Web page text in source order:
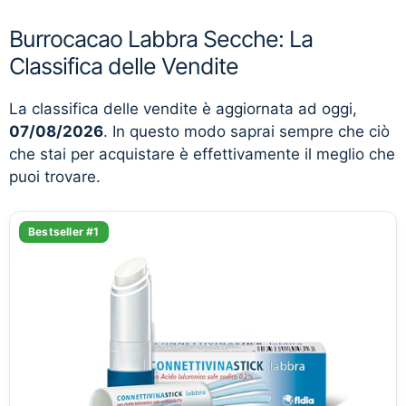
Burrocacao Labbra Secche: La
Classifica delle Vendite
La classifica delle vendite è aggiornata ad oggi,
07/08/2026. In questo modo saprai sempre che ciò
che stai per acquistare è effettivamente il meglio che
puoi trovare.
Bestseller #1